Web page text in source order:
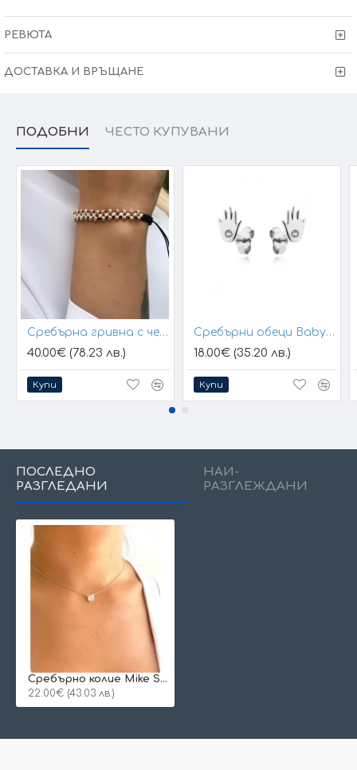
Заблести още сега... заедно с Victoria Gold
Защото всичко хубаво е с теб !
РЕВЮТА
ДОСТАВКА И ВРЪЩАНЕ
ПОДОБНИ ЧЕСТО КУПУВАНИ
Сребърна гривна с черен конец и позлатени топчета
40.00€ (78.23 лв.)
Купи
Сребърни обеци Baby Hands
18.00€ (35.20 лв.)
Купи
ПОСЛЕДНО
РАЗГЛЕДАНИ
НАЙ-
РАЗГЛЕЖДАНИ
Сребърно колие Mike Stone
22.00€ (43.03 лв.)